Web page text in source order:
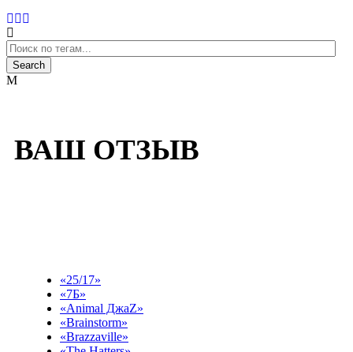
ВАШ ОТЗЫВ
«25/17»
«7Б»
«Animal ДжаZ»
«Brainstorm»
«Brazzaville»